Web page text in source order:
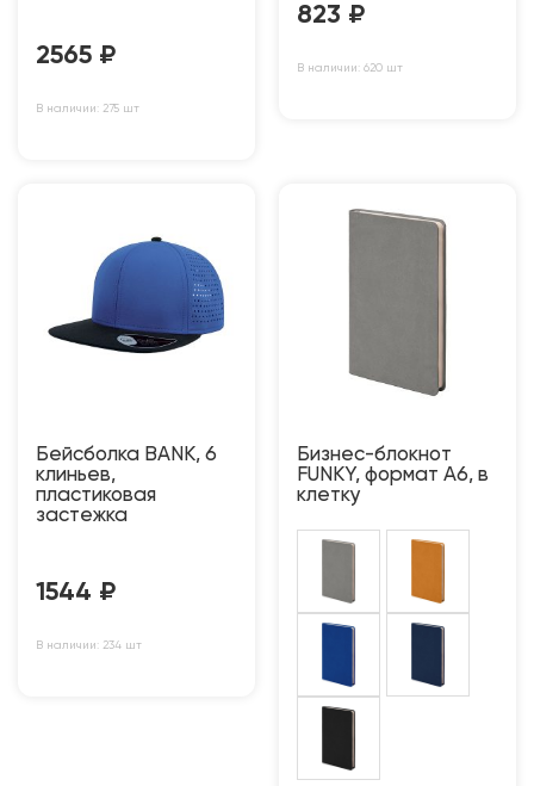
2565 ₽
В наличии: 275 шт
823 ₽
В наличии: 620 шт
Бейсболка BANK, 6
клиньев,
пластиковая
застежка
1544 ₽
В наличии: 234 шт
Бизнес-блокнот
FUNKY, формат A6, в
клетку